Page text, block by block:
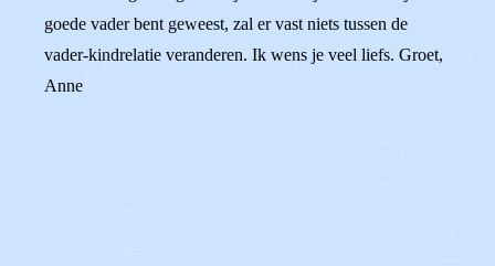
goede vader bent geweest, zal er vast niets tussen de
vader-kindrelatie veranderen. Ik wens je veel liefs. Groet,
Anne